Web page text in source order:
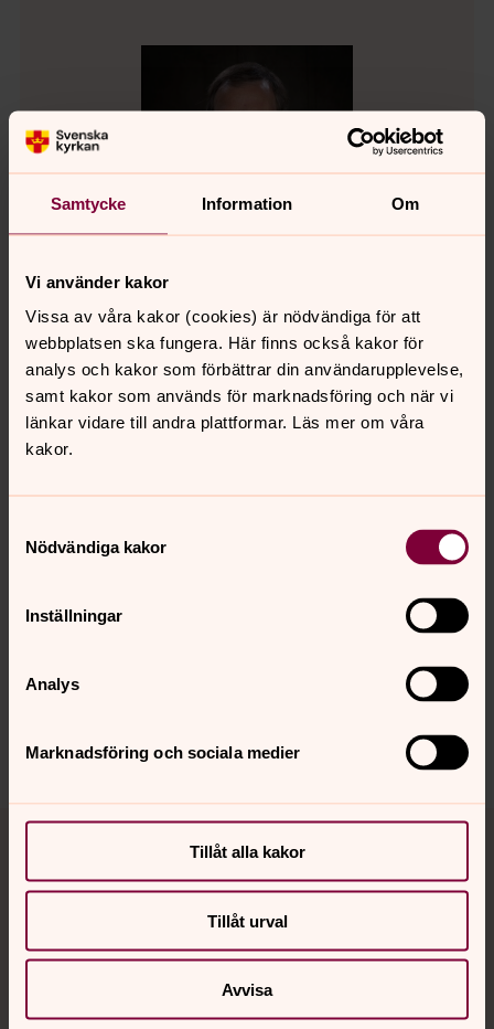
Samtycke Information Om
Vi använder kakor
Vissa av våra kakor (cookies) är nödvändiga för att
webbplatsen ska fungera. Här finns också kakor för
analys och kakor som förbättrar din användarupplevelse,
samt kakor som används för marknadsföring och när vi
länkar vidare till andra plattformar. Läs mer om våra
kakor.
Nödvändiga kakor
Inställningar
Analys
Marknadsföring och sociala medier
Tillåt alla kakor
Tillåt urval
Avvisa
Mikael Ringlander
Kultursamverkan, Församlingsstödsenheten,
Senast ändrad 21 augusti 2024
Tillbaka till toppen
Tillbaka till innehållet
Kalender